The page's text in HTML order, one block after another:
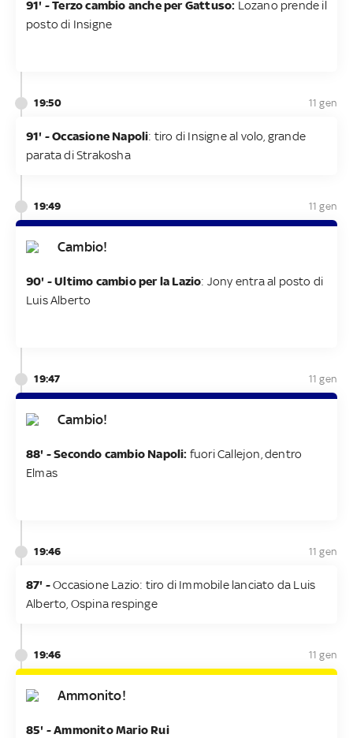
91' - Terzo cambio anche per Gattuso: Lozano prende il
posto di Insigne
19:50 11 gen
91' - Occasione Napoli: tiro di Insigne al volo, grande
parata di Strakosha
19:49 11 gen
Cambio!
90' - Ultimo cambio per la Lazio: Jony entra al posto di
Luis Alberto
19:47 11 gen
Cambio!
88' - Secondo cambio Napoli: fuori Callejon, dentro
Elmas
19:46 11 gen
87' -Occasione Lazio: tiro di Immobile lanciato da Luis
Alberto, Ospina respinge
19:46 11 gen
Ammonito!
85' - Ammonito Mario Rui